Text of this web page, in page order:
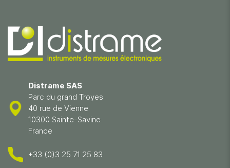
Distrame SAS
Parc du grand Troyes
40 rue de Vienne
10300 Sainte-Savine
France
+33 (0)3 25 71 25 83